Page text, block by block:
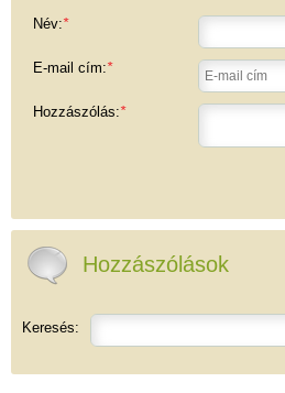
Név:*
E-mail cím:*
Hozzászólás:*
Hozzászólások
Keresés: